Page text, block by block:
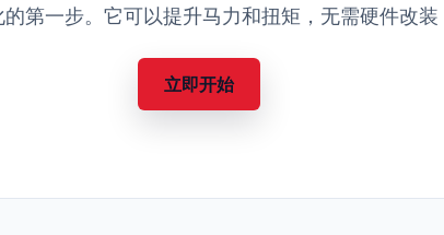
第一步。它可以提升马力和扭矩，无需硬件改装
立即开始